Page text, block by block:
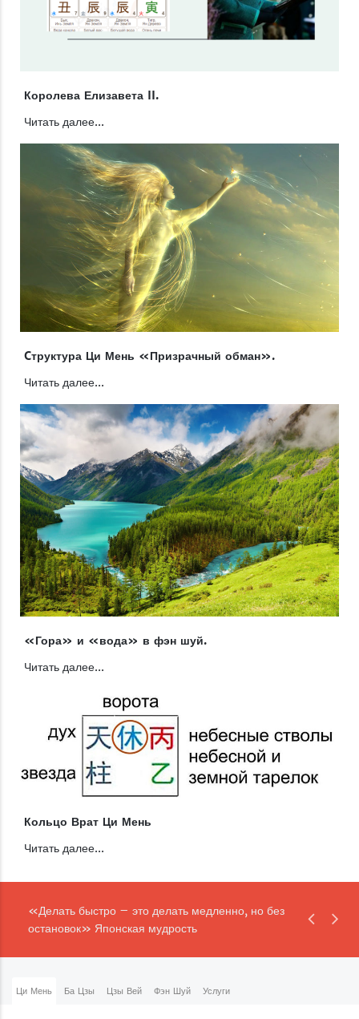
Королева Елизавета II.
Читать далее...
Cтруктура Ци Мень «Призрачный обман».
Читать далее...
«Гора» и «вода» в фэн шуй.
Читать далее...
Кольцо Врат Ци Мень
Читать далее...
«Делать быстро – это делать медленно, но без
остановок» Японская мудрость
Ци Мень Ба Цзы Цзы Вей Фэн Шуй Услуги